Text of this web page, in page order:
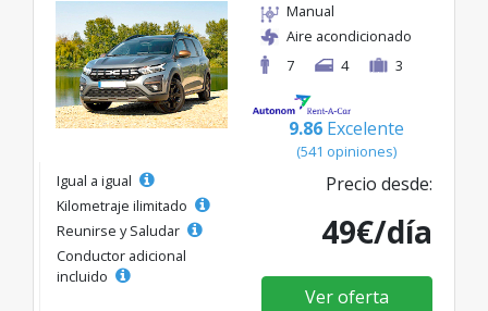
Manual
Aire acondicionado
7
4 3
9.86 Excelente
(541 opiniones)
Igual a igual
Kilometraje ilimitado
Reunirse y Saludar
Conductor adicional
incluido
Precio desde:
49€/día
Ver oferta